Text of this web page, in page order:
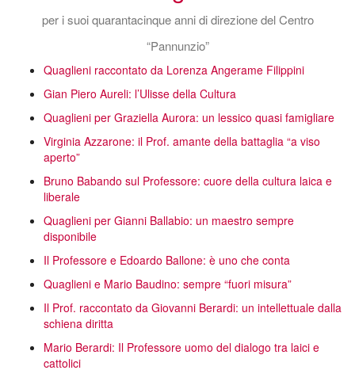
per i suoi quarantacinque anni di direzione del Centro
“Pannunzio”
Quaglieni raccontato da Lorenza Angerame Filippini
Gian Piero Aureli: l’Ulisse della Cultura
Quaglieni per Graziella Aurora: un lessico quasi famigliare
Virginia Azzarone: il Prof. amante della battaglia “a viso
aperto”
Bruno Babando sul Professore: cuore della cultura laica e
liberale
Quaglieni per Gianni Ballabio: un maestro sempre
disponibile
Il Professore e Edoardo Ballone: è uno che conta
Quaglieni e Mario Baudino: sempre “fuori misura”
Il Prof. raccontato da Giovanni Berardi: un intellettuale dalla
schiena diritta
Mario Berardi: Il Professore uomo del dialogo tra laici e
cattolici